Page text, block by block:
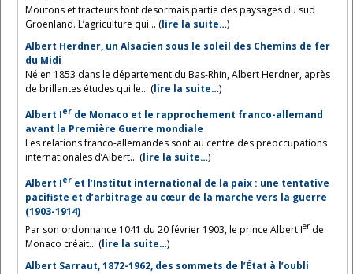
Moutons et tracteurs font désormais partie des paysages du sud
Groenland. L’agriculture qui... (lire la suite…)
Albert Herdner, un Alsacien sous le soleil des Chemins de fer
du Midi
Né en 1853 dans le département du Bas-Rhin, Albert Herdner, après
de brillantes études qui le... (lire la suite…)
Albert Ier de Monaco et le rapprochement franco-allemand
avant la Première Guerre mondiale
Les relations franco-allemandes sont au centre des préoccupations
internationales d’Albert... (lire la suite…)
Albert Ier et l’Institut international de la paix : une tentative
pacifiste et d’arbitrage au cœur de la marche vers la guerre
(1903-1914)
Par son ordonnance 1041 du 20 février 1903, le prince Albert Ierde
Monaco créait... (lire la suite…)
Albert Sarraut, 1872-1962, des sommets de l’État à l’oubli